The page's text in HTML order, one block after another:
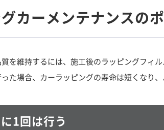
カーメンテナンスの
を維持するには、施工後のラッピングフィ
た場合、カーラッピングの寿命は短くなり、
1回は行う